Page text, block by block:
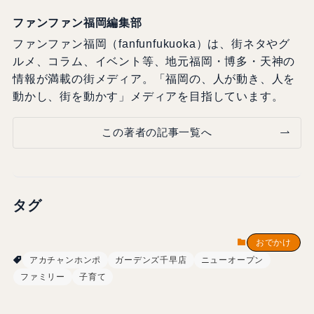
ファンファン福岡編集部
ファンファン福岡（fanfunfukuoka）は、街ネタやグ
ルメ、コラム、イベント等、地元福岡・博多・天神の
情報が満載の街メディア。「福岡の、人が動き、人を
動かし、街を動かす」メディアを目指しています。
この著者の記事一覧へ
タグ
おでかけ
アカチャンホンポ
ガーデンズ千早店
ニューオープン
ファミリー
子育て